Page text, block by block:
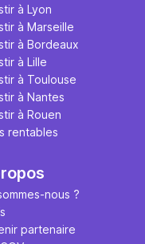
à Lyon
à Marseille
à Bordeaux
à Lille
à Toulouse
à Nantes
à Rouen
rentables
nous ?
partenaire